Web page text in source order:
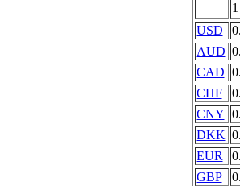
USD
AUD
CAD
CHF
CNY
DKK
EUR
GBP